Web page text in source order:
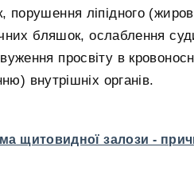
порушення ліпідного
бляшок, ослаблення
просвіту в
внутрішніх органів.
щитовидної залози -